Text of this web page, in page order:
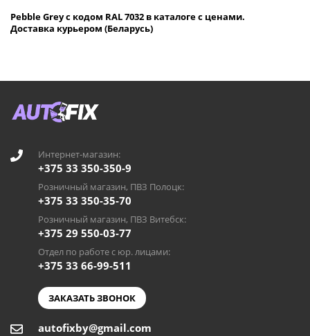
Pebble Grey с кодом RAL 7032 в каталоге с ценами.
Доставка курьером (Беларусь)
Интернет-магазин:
+375 33 350-350-9
Розничный магазин, ПВЗ Полоцк:
+375 33 350-35-70
Розничный магазин, ПВЗ Витебск:
+375 29 550-03-77
Отдел по работе с юр. лицами:
+375 33 66-99-511
ЗАКАЗАТЬ ЗВОНОК
autofixby@gmail.com